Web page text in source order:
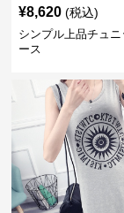
¥8,620 (税込)
シンプル上品チュ
ース